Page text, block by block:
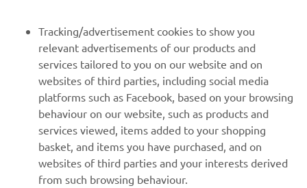
MORE YAMAHA
SUPPORT
ІНФОРМАЦІЙНИЙ БЮЛЕТЕНЬ
Дізнавайтесь першими про останні пропозиції, спеціальні
події, оновлення та багато іншого
Tracking/advertisement cookies to show you
relevant advertisements of our products and
services tailored to you on our website and on
websites of third parties, including social media
platforms such as Facebook, based on your browsing
behaviour on our website, such as products and
services viewed, items added to your shopping
basket, and items you have purchased, and on
websites of third parties and your interests derived
from such browsing behaviour.